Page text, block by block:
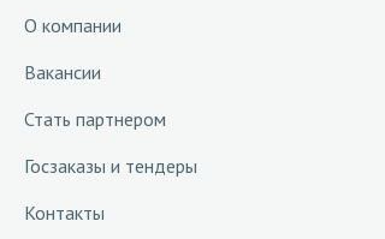
О компании
Вакансии
Стать партнером
Госзаказы и тендеры
Контакты